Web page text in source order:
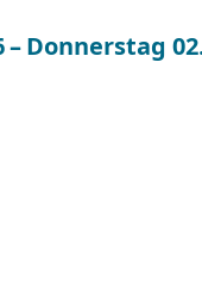
–Donnerstag